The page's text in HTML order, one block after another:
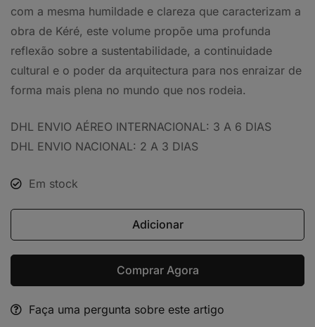
com a mesma humildade e clareza que caracterizam a
obra de Kéré, este volume propõe uma profunda
reflexão sobre a sustentabilidade, a continuidade
cultural e o poder da arquitectura para nos enraizar de
forma mais plena no mundo que nos rodeia.
DHL ENVIO AÉREO INTERNACIONAL: 3 A 6 DIAS
DHL ENVIO NACIONAL: 2 A 3 DIAS
Em stock
Adicionar
Comprar Agora
Alternative:
Faça uma pergunta sobre este artigo